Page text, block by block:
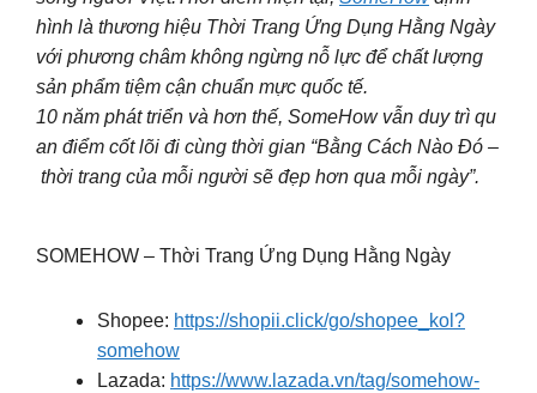
hình là thương hiệu Thời Trang Ứng Dụng Hằng Ngày
với phương châm không ngừng nỗ lực để chất lượng
sản phẩm tiệm cận chuẩn mực quốc tế.
10 năm phát triển và hơn thế, SomeHow vẫn duy trì qu
an điểm cốt lõi đi cùng thời gian “Bằng Cách Nào Đó –
thời trang của mỗi người sẽ đẹp hơn qua mỗi ngày”.
SOMEHOW – Thời Trang Ứng Dụng Hằng Ngày
Shopee: https://shopii.click/go/shopee_kol?
somehow
Lazada: https://www.lazada.vn/tag/somehow-